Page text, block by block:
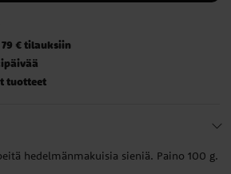
€ tilauksiin
tuotteet
hedelmänmakuisia sieniä. Paino 100 g.